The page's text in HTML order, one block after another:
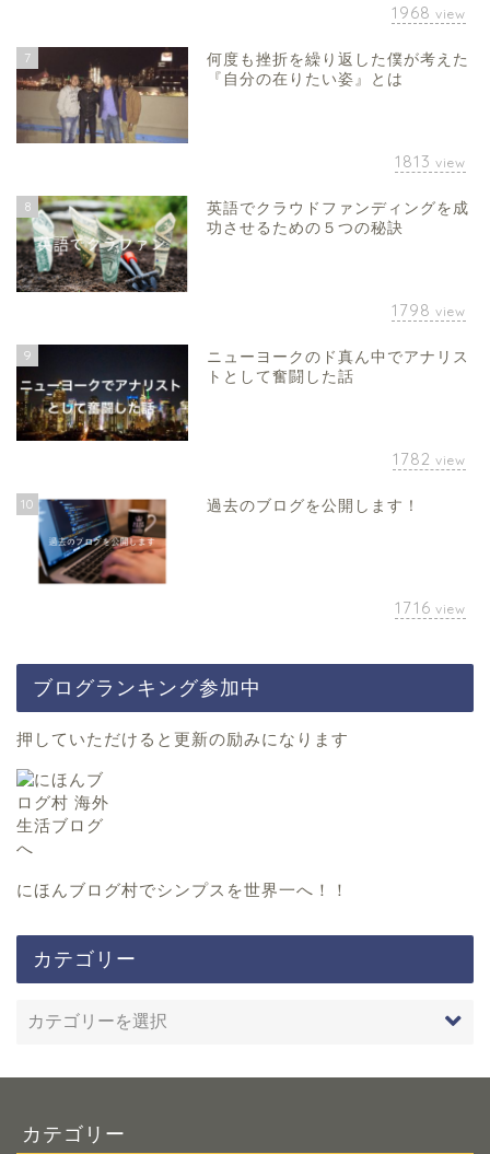
1968 view
7
何度も挫折を繰り返した僕が考えた
『自分の在りたい姿』とは
1813 view
8
英語でクラウドファンディングを成
功させるための５つの秘訣
1798 view
9
ニューヨークのド真ん中でアナリス
トとして奮闘した話
1782 view
10 過去のブログを公開します！
1716 view
ブログランキング参加中
押していただけると更新の励みになります
にほんブログ村でシンプスを世界一へ！！
カテゴリー
カテゴリー